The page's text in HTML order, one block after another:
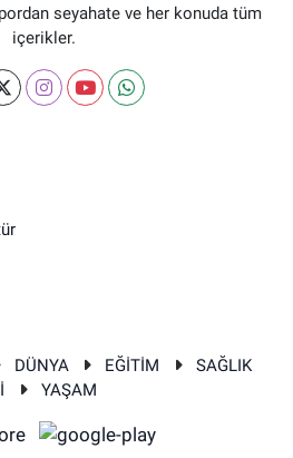
seyahate ve her konuda tüm
içerikler.
DÜNYA EĞİTİM
SAĞLIK
YAŞAM